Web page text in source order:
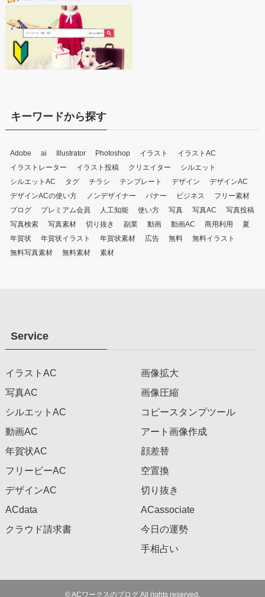
キーワードから探す
Adobe ai Illustrator Photoshop イラスト
イラストAC
イラストレーター
イラスト投稿 クリエイター
シルエット
シルエットAC
タグ チラシ テンプレート デザイン
デザインAC
デザインACの使い方
ノンデザイナー バナー ビジネス
フリー素材
ブログ
プレミアム会員 人工知能 使い方 写真 写真AC
写真投稿
写真検索
写真素材 切り抜き 副業 動画 動画AC 商用利用
夏
年賀状
年賀状イラスト 年賀状素材 広告 無料
無料イラスト
無料写真素材
無料素材 素材
Service
イラストAC
写真AC
シルエットAC
動画AC
年賀状AC
フリービーAC
デザインAC
ACdata
クラウド請求書
画像拡大
画像圧縮
コピースタンプツール
アート画像作成
顔差替
空置換
切り抜き
ACassociate
今日の運勢
手相占い
©ACワークスのブログ All rights reserved.